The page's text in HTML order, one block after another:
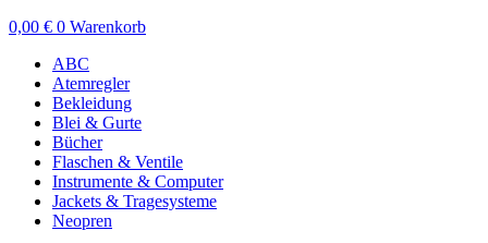
0,00 € 0 Warenkorb
ABC
Atemregler
Bekleidung
Blei & Gurte
Bücher
Flaschen & Ventile
Instrumente & Computer
Jackets & Tragesysteme
Neopren